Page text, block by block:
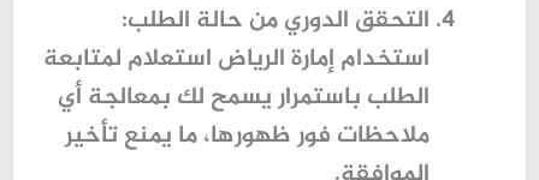
التحقق الدوري من حالة الطلب:
استخدامإمارة الرياض استعلام لمتابعة
الطلب باستمرار يسمح لك بمعالجة أي
ملاحظات فور ظهورها، ما يمنع تأخير